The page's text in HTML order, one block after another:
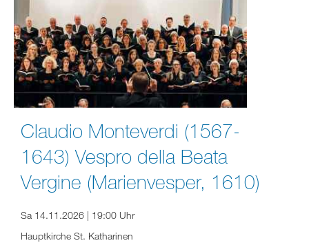
Claudio Monteverdi (1567-
1643) Vespro della Beata
Vergine (Marienvesper, 1610)
Sa 14.11.2026 | 19:00 Uhr
Hauptkirche St. Katharinen